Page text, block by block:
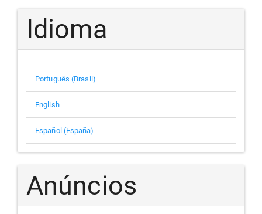
Idioma
Português (Brasil)
English
Español (España)
Anúncios